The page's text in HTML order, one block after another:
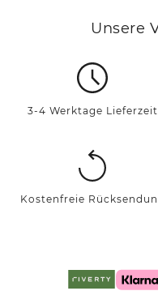
Unsere
3-4 Werktage Lieferzeit
Kostenfreie